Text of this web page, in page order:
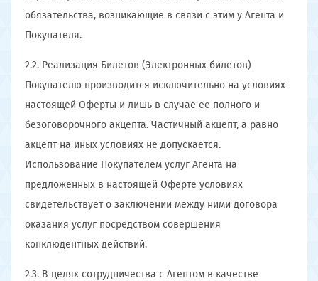
обязательства, возникающие в связи с этим у Агента и
Покупателя.
2.2. Реализация Билетов (Электронных билетов)
Покупателю производится исключительно на условиях
настоящей Оферты и лишь в случае ее полного и
безоговорочного акцепта. Частичный акцепт, а равно
акцепт на иных условиях не допускается.
Использование Покупателем услуг Агента на
предложенных в настоящей Оферте условиях
свидетельствует о заключении между ними договора
оказания услуг посредством совершения
конклюдентных действий.
2.3. В целях сотрудничества с Агентом в качестве